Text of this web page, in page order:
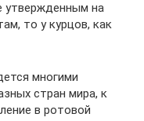
утвержденным на
то у курцов, как
многими
стран мира, к
в ротовой